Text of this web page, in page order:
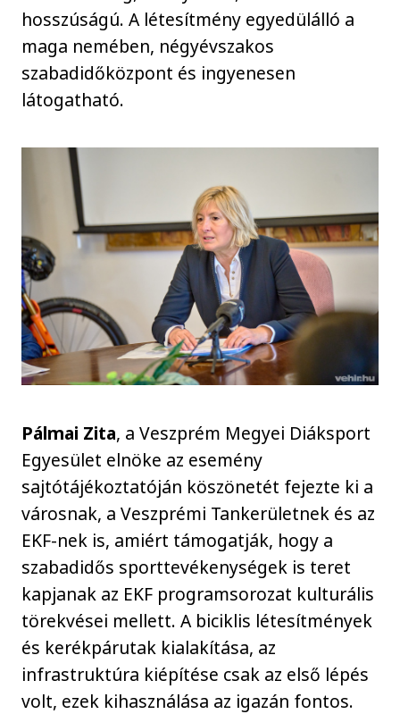
hosszúságú. A létesítmény egyedülálló a
maga nemében, négyévszakos
szabadidőközpont és ingyenesen
látogatható.
Pálmai Zita, a Veszprém Megyei Diáksport
Egyesület elnöke az esemény
sajtótájékoztatóján köszönetét fejezte ki a
városnak, a Veszprémi Tankerületnek és az
EKF-nek is, amiért támogatják, hogy a
szabadidős sporttevékenységek is teret
kapjanak az EKF programsorozat kulturális
törekvései mellett. A biciklis létesítmények
és kerékpárutak kialakítása, az
infrastruktúra kiépítése csak az első lépés
volt, ezek kihasználása az igazán fontos.